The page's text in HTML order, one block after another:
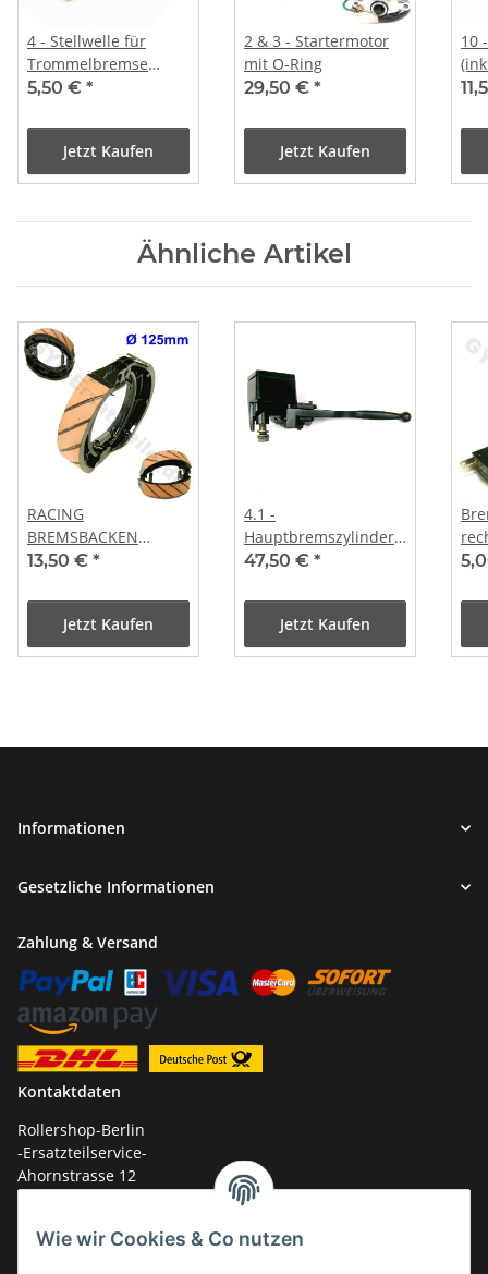
Wie wir Cookies & Co nutzen
4 - Stellwelle für
Trommelbremse
hinten
5,50 € *
Jetzt Kaufen
2 & 3 - Startermotor
mit O-Ring
29,50 € *
Jetzt Kaufen
10
Ähnliche Artikel
RACING
BREMSBACKEN
Ø125mm
13,50 € *
Jetzt Kaufen
4.1 -
Hauptbremszylinder
links
47,50 € *
Jetzt Kaufen
Informationen
Gesetzliche Informationen
Zahlung & Versand
Kontaktdaten
Rollershop-Berlin
-Ersatzteilservice-
Ahornstrasse 12